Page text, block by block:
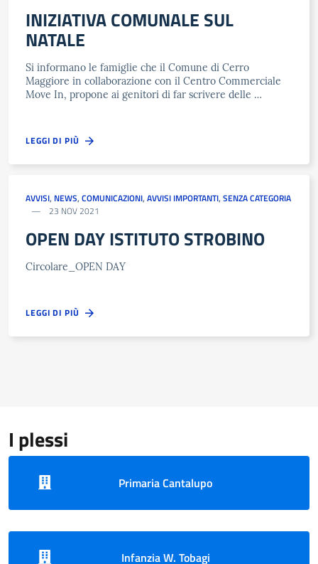
INIZIATIVA COMUNALE SUL
NATALE
Si informano le famiglie che il Comune di Cerro
Maggiore in collaborazione con il Centro Commerciale
Move In, propone ai genitori di far scrivere delle …
LEGGI DI PIÙ
AVVISI, NEWS, COMUNICAZIONI, AVVISI IMPORTANTI, SENZA CATEGORIA
23 NOV 2021
OPEN DAY ISTITUTO STROBINO
Circolare_OPEN DAY
LEGGI DI PIÙ
I plessi
Primaria Cantalupo
Infanzia W. Tobagi